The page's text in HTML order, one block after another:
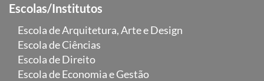
Escolas/Institutos
Escola de Arquitetura, Arte e Design
Escola de Ciências
Escola de Direito
Escola de Economia e Gestão